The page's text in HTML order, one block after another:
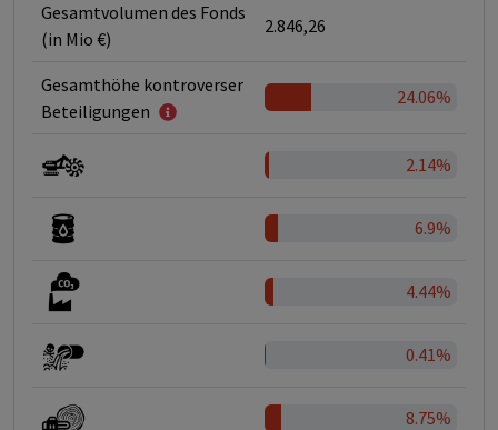
Gesamtvolumen des Fonds
(in Mio €)
2.846,26
Gesamthöhe kontroverser
Beteiligungen
24.06%
2.14%
6.9%
4.44%
0.41%
8.75%